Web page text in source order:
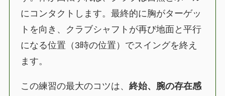
にコンタクトします。最終的に胸がターゲッ
トを向き、クラブシャフトが再び地面と平行
になる位置（3時の位置）でスイングを終え
ます。
この練習の最大のコツは、終始、腕の存在感